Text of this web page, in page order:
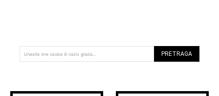
Unesite ime osobe ili naziv grada... PRETRAGA